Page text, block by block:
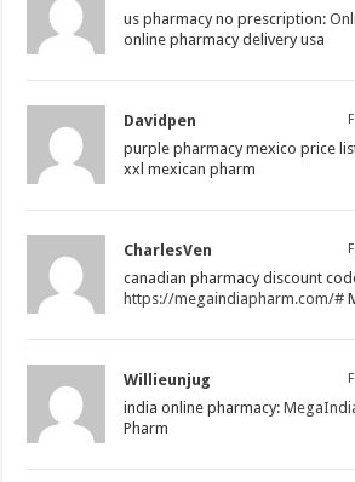
us pharmacy no prescription:
online pharmacy delivery usa
Davidpen
purple pharmacy mexico price
xxl mexican pharm
CharlesVen
canadian pharmacy discount
https://megaindiapharm.com/#
Willieunjug
india online pharmacy:
Pharm